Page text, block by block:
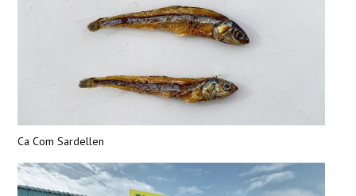
Ca Com Sardellen